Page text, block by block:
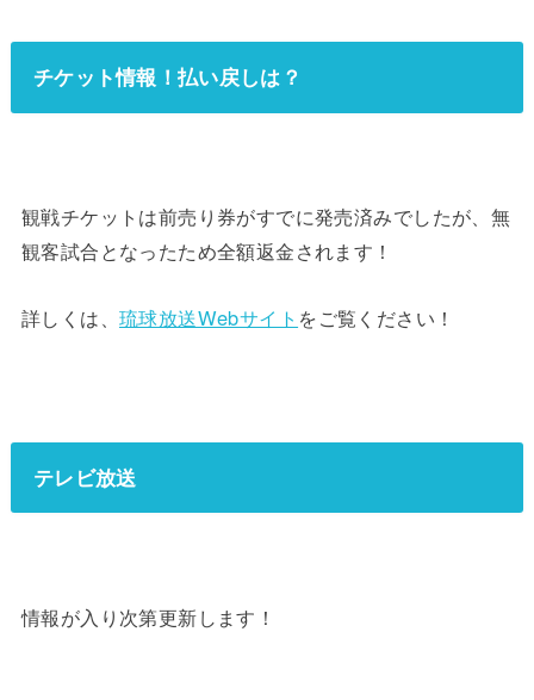
チケット情報！払い戻しは？
観戦チケットは前売り券がすでに発売済みでしたが、無
観客試合となったため全額返金されます！
詳しくは、 琉球放送Webサイト をご覧ください！
テレビ放送
情報が入り次第更新します！